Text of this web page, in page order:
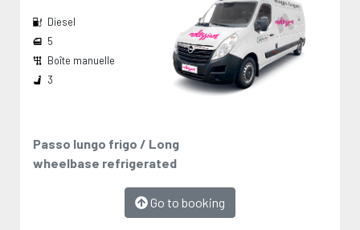
Passo lungo frigo / Long
wheelbase refrigerated
Go to booking
Diesel
5
Boîte manuelle
3